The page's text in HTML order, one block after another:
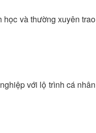
học và thường xuyên trao
với lộ trình cá nhân